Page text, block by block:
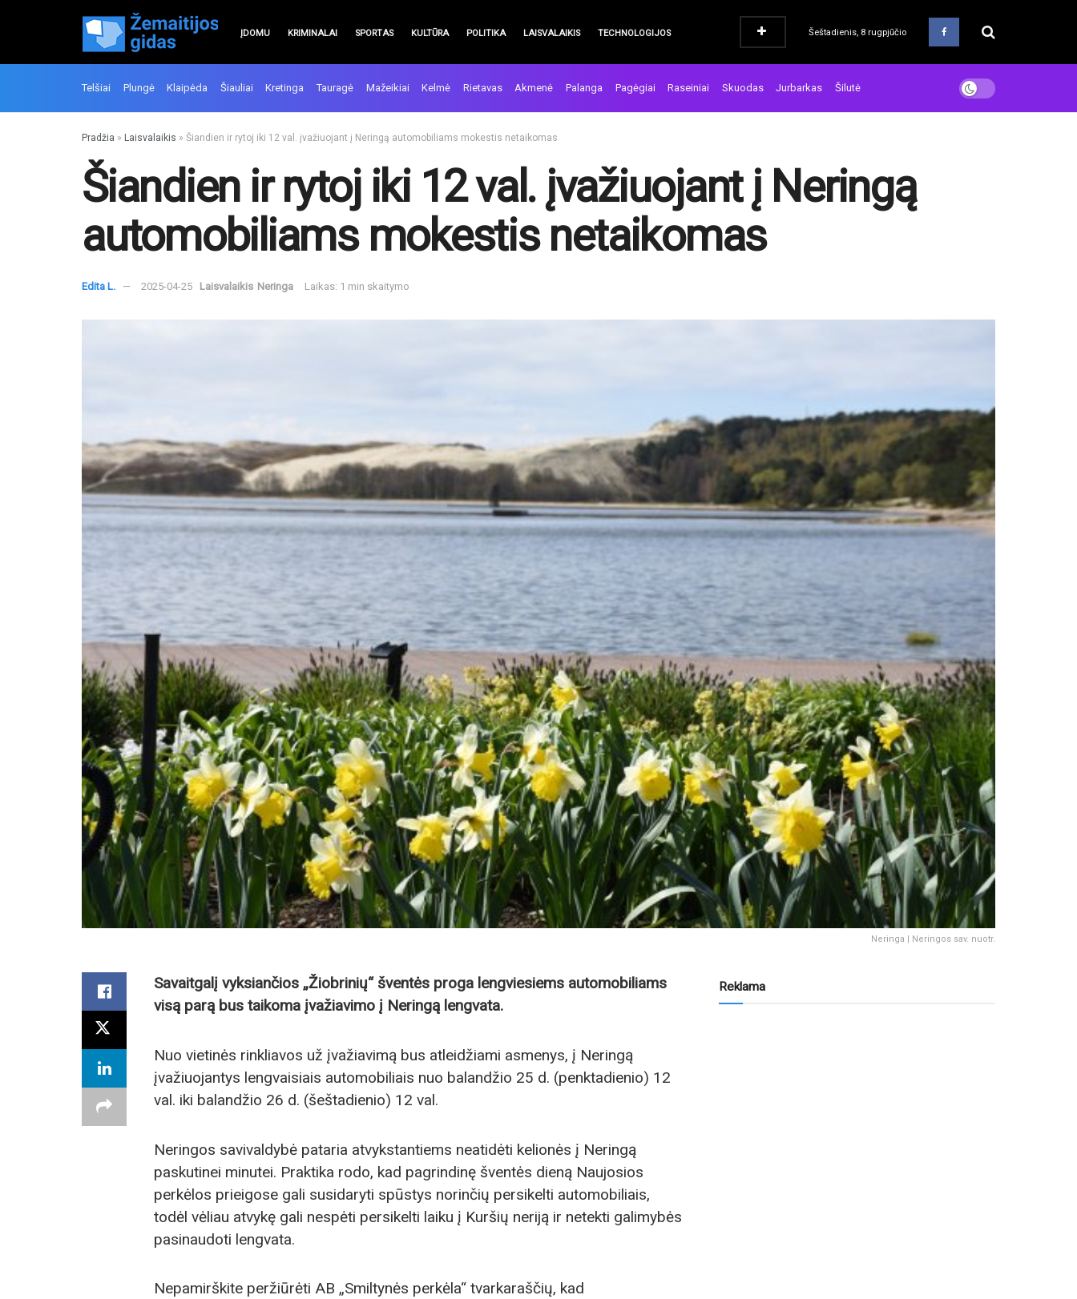
ĮDOMU KRIMINALAI SPORTAS KULTŪRA POLITIKA LAISVALAIKIS TECHNOLOGIJOS Šeštadienis, 8 rugpjūčio
Telšiai Plungė Klaipėda Šiauliai Kretinga Tauragė Mažeikiai Kelmė Rietavas Akmenė Palanga Pagėgiai Raseiniai Skuodas Jurbarkas Šilutė
Pradžia » Laisvalaikis » Šiandien ir rytoj iki 12 val. įvažiuojant į Neringą automobiliams mokestis netaikomas
Šiandien ir rytoj iki 12 val. įvažiuojant į Neringą
automobiliams mokestis netaikomas
Edita L. 2025-04-25 Laisvalaikis Neringa Laikas: 1 min skaitymo
Neringa | Neringos sav. nuotr.
Savaitgalį vyksiančios „Žiobrinių“ šventės proga lengviesiems automobiliams
visą parą bus taikoma įvažiavimo į Neringą lengvata.
Nuo vietinės rinkliavos už įvažiavimą bus atleidžiami asmenys, į Neringą
įvažiuojantys lengvaisiais automobiliais nuo balandžio 25 d. (penktadienio) 12
val. iki balandžio 26 d. (šeštadienio) 12 val.
Neringos savivaldybė pataria atvykstantiems neatidėti kelionės į Neringą
paskutinei minutei. Praktika rodo, kad pagrindinę šventės dieną Naujosios
perkėlos prieigose gali susidaryti spūstys norinčių persikelti automobiliais,
todėl vėliau atvykę gali nespėti persikelti laiku į Kuršių neriją ir netekti galimybės
pasinaudoti lengvata.
Nepamirškite peržiūrėti AB „Smiltynės perkėla“ tvarkaraščių, kad
Reklama